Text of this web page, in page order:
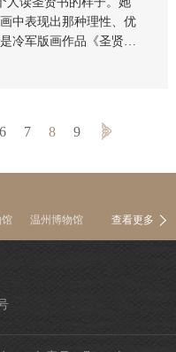
中表现出那种理性、优
冷军版画作品《圣贤
现代人的一种反思和提
阳的《辛亥长歌·中山
侧面等多个角度刻画了
6 7 8 9
温州博物馆
息网
查看更多